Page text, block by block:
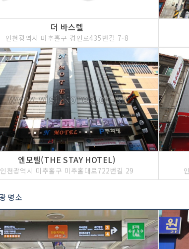
더 바스텔
인천광역시 미추홀구 경인로435번길 7-8
엔모텔(THE STAY HOTEL)
인천광역시 미추홀구 미추홀대로722번길 29
명소